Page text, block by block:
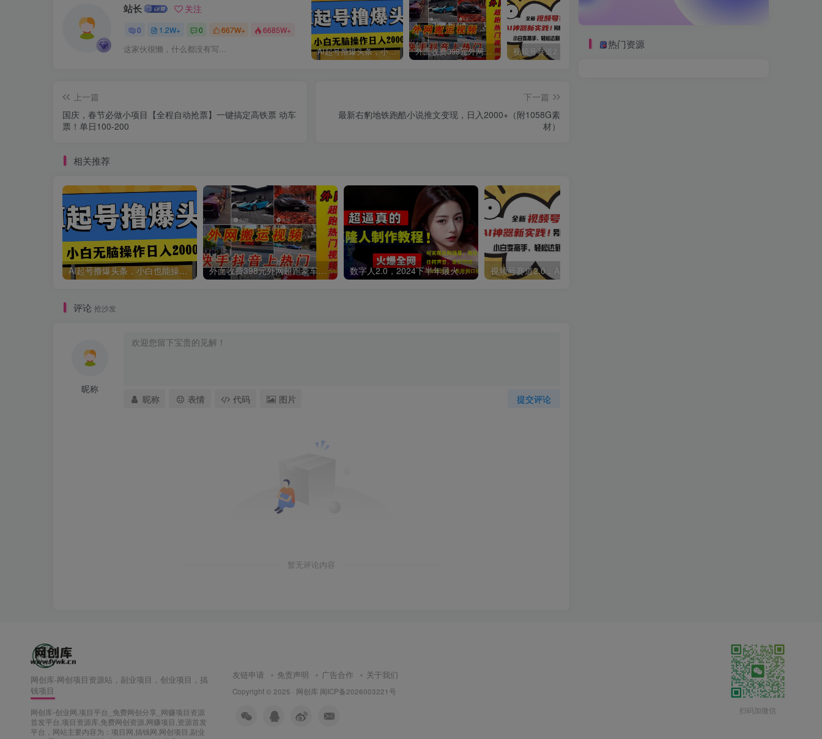
站长 关注
0 1.2W+ 0 667W+ 6685W+
这家伙很懒，什么都没有写... AI起号撸爆头条，小白也能操作，日入2000+ 外面收费398元外网超跑豪车汽车视频搬运至快手抖音上热门项目
上一篇
国庆，春节必做小项目【全程自动抢票】一键搞定高铁票 动车
票！单日100-200
下一篇
最新右豹地铁跑酷小说推文变现，日入2000+（附1058G素
材）
相关推荐
AI起号撸爆头条，小白也能操作，日入2000+ 外面收费398元外网超跑豪车汽车视频搬运至快手抖音上热门项目 数字人2.0，2024下半年最火项目，无限免费生成视频，可实现任何场景，用任何形象，任何声音，说任何话，5分钟生成一条原创口播视频。
评论 抢沙发
昵称
提交评论
昵称 表情 代码 图片
暂无评论内容
热门资源
网创库-网创项目资源站，副业项目，创业项目，搞
钱项目
网创库-创业网,项目平台_免费网创分享_网赚项目资源
首发平台,项目资源库,免费网创资源,网赚项目,资源首发
平台，网站主要内容为：项目网,搞钱网,网创项目,副业
友链申请 免责声明 广告合作 关于我们
Copyright © 2025 · 网创库 闽ICP备2026003221号
扫码加微信